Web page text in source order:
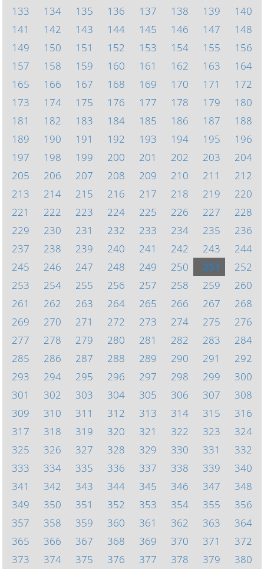
133
134 135 136 137 138 139
140
141
142 143 144 145 146 147
148
149
150 151 152 153 154 155
156
157
158 159 160 161 162 163
164
165
166 167 168 169 170 171
172
173
174 175 176 177 178 179
180
181
182 183 184 185 186 187
188
189
190 191 192 193 194 195
196
197
198 199 200 201 202 203
204
205
206 207 208 209 210 211
212
213
214 215 216 217 218 219
220
221
222 223 224 225 226 227
228
229
230 231 232 233 234 235
236
237
238 239 240 241 242 243
244
245
246 247 248 249 250 251
252
253
254 255 256 257 258 259
260
261
262 263 264 265 266 267
268
269
270 271 272 273 274 275
276
277
278 279 280 281 282 283
284
285
286 287 288 289 290 291
292
293
294 295 296 297 298 299
300
301
302 303 304 305 306 307
308
309
310 311 312 313 314 315
316
317
318 319 320 321 322 323
324
325
326 327 328 329 330 331
332
333
334 335 336 337 338 339
340
341
342 343 344 345 346 347
348
349
350 351 352 353 354 355
356
357
358 359 360 361 362 363
364
365
366 367 368 369 370 371
372
373
374 375 376 377 378 379 380